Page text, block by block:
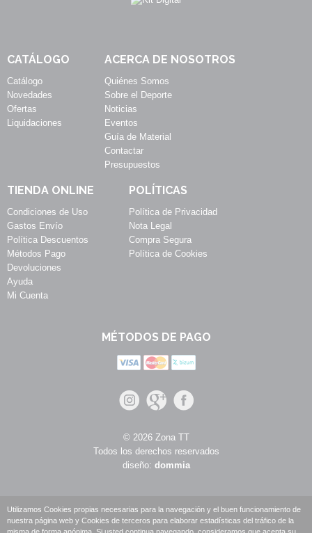
CATÁLOGO
Catálogo
Novedades
Ofertas
Liquidaciones
ACERCA DE NOSOTROS
Quiénes Somos
Sobre el Deporte
Noticias
Eventos
Guía de Material
Contactar
Presupuestos
TIENDA ONLINE
Condiciones de Uso
Gastos Envío
Política Descuentos
Métodos Pago
Devoluciones
Ayuda
Mi Cuenta
POLÍTICAS
Política de Privacidad
Nota Legal
Compra Segura
Política de Cookies
MÉTODOS DE PAGO
© 2026 Zona TT
Todos los derechos reservados
diseño: dommia
Utilizamos Cookies propias necesarias para la navegación y el buen funcionamiento de
nuestra página web y Cookies de terceros para elaborar estadísticas del tráfico de la